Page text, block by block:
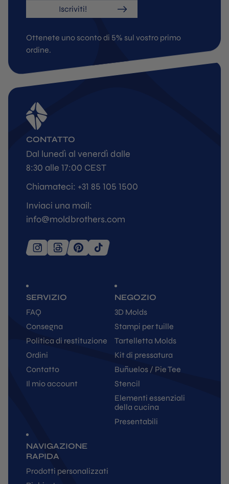
Iscriviti!
Ottenete uno sconto di 5% sul vostro primo
ordine.
SERVIZIO
FAQ
Consegna
Politica di restituzione
Ordini
Contatto
Il mio account
NEGOZIO
3D Molds
Stampi per tuille
Tartelletta Molds
Kit di pressatura
Buñuelos / Pie Tee
Stencil
Elementi essenziali
della cucina
Presentabili
NAVIGAZIONE
RAPIDA
Prodotti personalizzati
CONTATTO
Dal lunedì al venerdì dalle
8:30 alle 17:00 CEST
Chiamateci: +31 85 105 1500
Inviaci una mail:
info@moldbrothers.com